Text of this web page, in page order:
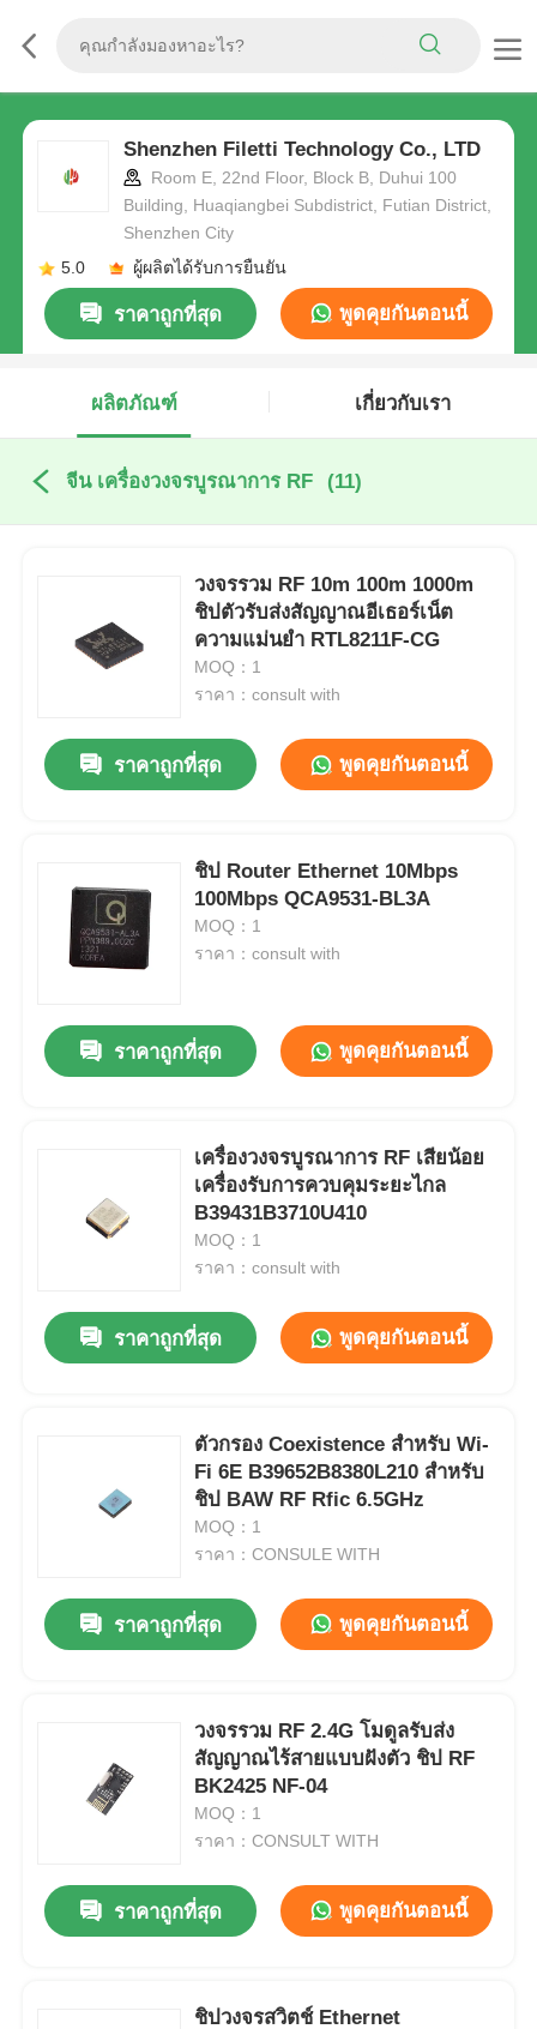
Shenzhen Filetti Technology Co., LTD
Room E, 22nd Floor, Block B, Duhui 100
Building, Huaqiangbei Subdistrict, Futian District,
Shenzhen City
5.0
ผู้ผลิตได้รับการยืนยัน
ราคาถูกที่สุด พูดคุยกันตอนนี้
ผลิตภัณฑ์ เกี่ยวกับเรา
จีน เครื่องวงจรบูรณาการ RF (11)
วงจรรวม RF 10m 100m 1000m
ชิปตัวรับส่งสัญญาณอีเธอร์เน็ต
ความแม่นยำ RTL8211F-CG
MOQ：1
ราคา：consult with
ราคาถูกที่สุด พูดคุยกันตอนนี้
ชิป Router Ethernet 10Mbps
100Mbps QCA9531-BL3A
MOQ：1
ราคา：consult with
ราคาถูกที่สุด พูดคุยกันตอนนี้
เครื่องวงจรบูรณาการ RF เสียน้อย
เครื่องรับการควบคุมระยะไกล
B39431B3710U410
MOQ：1
ราคา：consult with
ราคาถูกที่สุด พูดคุยกันตอนนี้
ตัวกรอง Coexistence สำหรับ Wi-
Fi 6E B39652B8380L210 สำหรับ
ชิป BAW RF Rfic 6.5GHz
MOQ：1
ราคา：CONSULE WITH
ราคาถูกที่สุด พูดคุยกันตอนนี้
วงจรรวม RF 2.4G โมดูลรับส่ง
สัญญาณไร้สายแบบฝังตัว ชิป RF
BK2425 NF-04
MOQ：1
ราคา：CONSULT WITH
ราคาถูกที่สุด พูดคุยกันตอนนี้
ชิปวงจรสวิตช์ Ethernet